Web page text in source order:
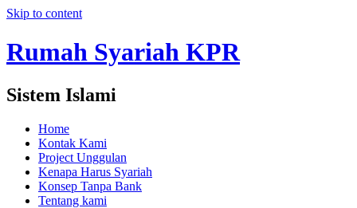
Skip to content
Rumah Syariah KPR
Sistem Islami
Home
Kontak Kami
Project Unggulan
Kenapa Harus Syariah
Konsep Tanpa Bank
Tentang kami